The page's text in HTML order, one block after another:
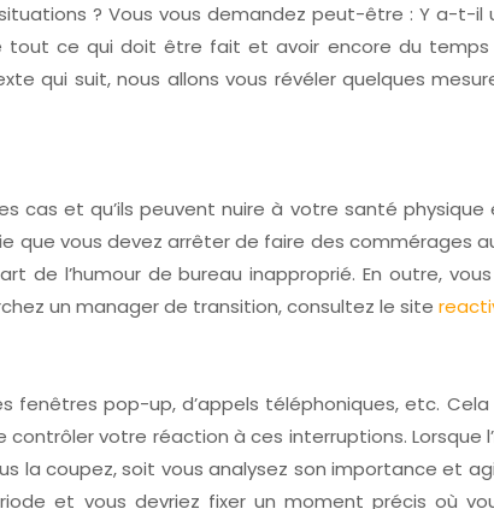
? Vous vous demandez peut-être : Y a-t-il
ce qui doit être fait et avoir encore du temps
qui suit, nous allons vous révéler quelques
cas et qu’ils peuvent nuire à votre santé
que vous devez arrêter de faire des commérages
l’humour de bureau inapproprié. En outre,
un manager de transition, consultez le site
pop-up, d’appels téléphoniques, etc.
votre réaction à ces interruptions. Lorsque
la coupez, soit vous analysez son importance et
et vous devriez fixer un moment précis où